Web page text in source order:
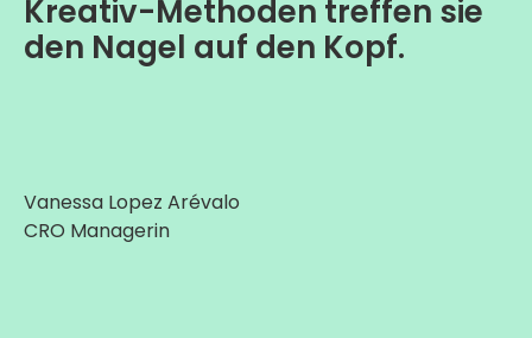
Kreativ-Methoden treffen sie
den Nagel auf den Kopf.
Vanessa Lopez Arévalo
CRO Managerin